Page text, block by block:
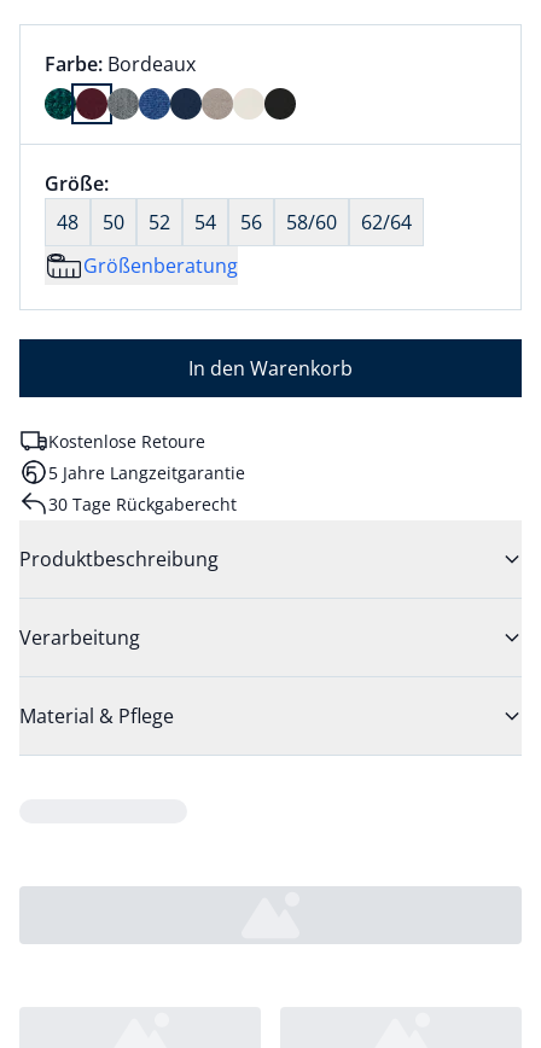
Farbauswahl:
Farbe: aktuell ausgewählt:
Bordeaux
Farbe Bordeaux ausgewählt
Größenauswahl:
Größe:nichts ausgewählt
48
50 52 54 56 58/60
62/64
Größenberatung
In den Warenkorb
Kostenlose Retoure
5 Jahre Langzeitgarantie
30 Tage Rückgaberecht
Produktbeschreibung
Verarbeitung
Material & Pflege